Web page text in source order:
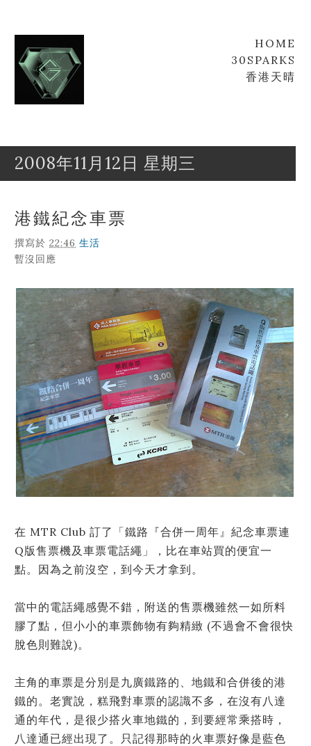
Goofyz
HOME
30SPARKS
香港天晴
2008年11月12日 星期三
港鐵紀念車票
撰寫於22:46 生活
暫沒回應
在 MTR Club 訂了「鐵路『合併一周年』紀念車票連
Q版售票機及車票電話繩」，比在車站買的便宜一
點。因為之前沒空，到今天才拿到。
當中的電話繩感覺不錯，附送的售票機雖然一如所料
膠了點，但小小的車票飾物有夠精緻 (不過會不會很快
脫色則難說)。
主角的車票是分別是九廣鐵路的、地鐵和合併後的港
鐵的。老實說，糕飛對車票的認識不多，在沒有八達
通的年代，是很少搭火車地鐵的，到要經常乘搭時，
八達通已經出現了。只記得那時的火車票好像是藍色